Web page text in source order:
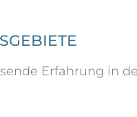
Erfahrung in